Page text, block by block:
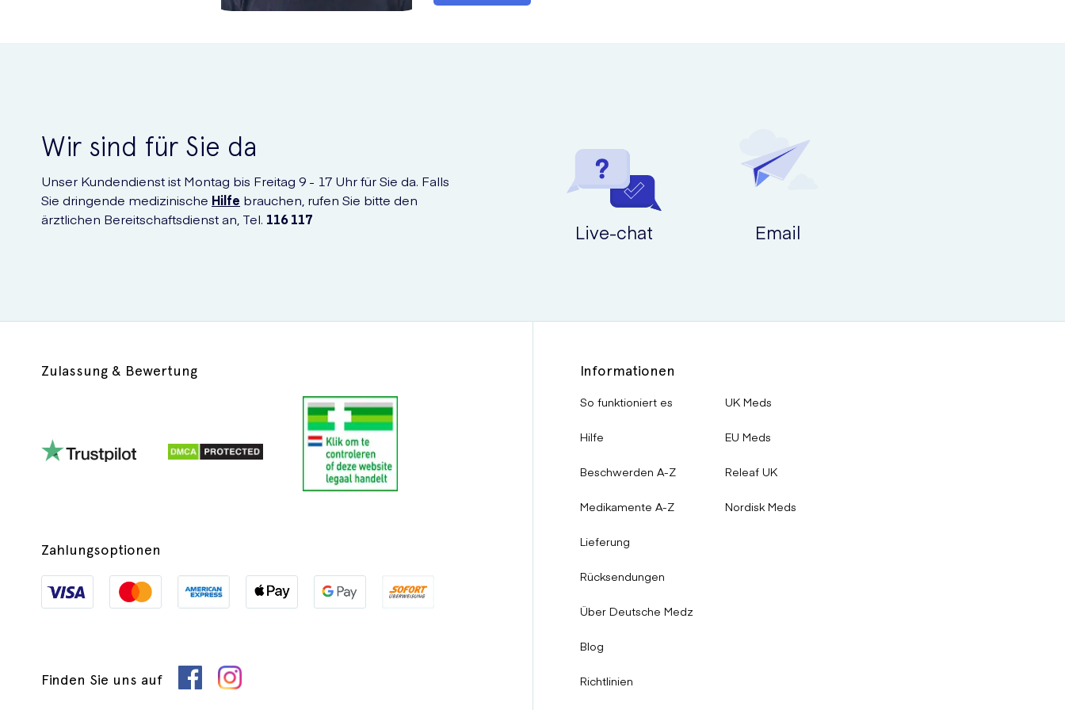
Sie eine positive Familienanamnese für Herzinfarkt oder von Blutgerinnsel verursachten Schlaganfall vor dem Alter von 45 Jahren haben
Sie eine positive Familienanamnese für Thrombose haben
Sie Raucherin sind
Sie in der Vergangenheit Venenentzündung hatten
Sie Blutarmut aufgrund einer erblichen Blutkrankheit haben
Sie in der Vergangenheit schwere Depressionen hatten
Sie in der Vergangenheit Migräne hatten
Sie einen nicht diagnostizierten Knubbel in der Brust haben
Sie in der Vergangenheit unregelmäßige braune Flecken auf der Haut hatten
Wir sind für Sie da
Unser Kundendienst ist Montag bis Freitag 9 - 17 Uhr für Sie da. Falls
Sie dringende medizinische Hilfe brauchen, rufen Sie bitte den
ärztlichen Bereitschaftsdienst an, Tel. 116 117
Live-chat Email
Zulassung & Bewertung
Zahlungsoptionen
Finden Sie uns auf
Informationen
So funktioniert es
Hilfe
Beschwerden A-Z
Medikamente A-Z
Lieferung
Rücksendungen
Über Deutsche Medz
Blog
Richtlinien
UK Meds
EU Meds
Releaf UK
Nordisk Meds